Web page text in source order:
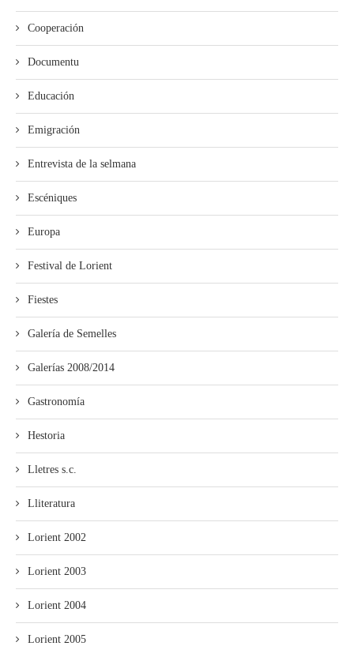
Cooperación
Documentu
Educación
Emigración
Entrevista de la selmana
Escéniques
Europa
Festival de Lorient
Fiestes
Galería de Semelles
Galerías 2008/2014
Gastronomía
Hestoria
Lletres s.c.
Lliteratura
Lorient 2002
Lorient 2003
Lorient 2004
Lorient 2005